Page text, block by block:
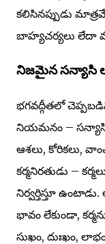
కలిసినప్పుడు
బాహ్యచర్యలు లేదా
నిజమైన సన్యాసి
భగవద్గీతలో
నియమనం – సన్యాసి
ఆశలు, కోరికలు,
కర్మనిరతుడు –
నిర్వర్తిస్తూ
భావం లేకుండా,
సుఖం, దుఃఖం,